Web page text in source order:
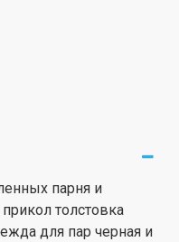
парня и
толстовка
для пар черная и